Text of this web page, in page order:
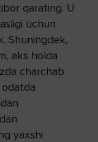
qarating. U
uchun
Shuningdek,
aks holda
charchab
odatda
yaxshi